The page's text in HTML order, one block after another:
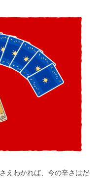
さえわかれば、今の辛さはだ